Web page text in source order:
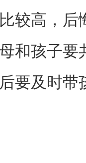
较高，后
和孩子要
要及时带